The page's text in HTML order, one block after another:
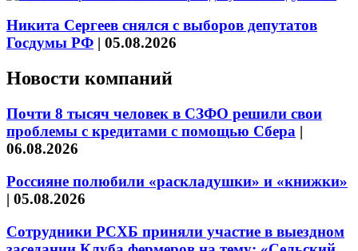
Никита Сергеев снялся с выборов депутатов
Госдумы РФ | 05.08.2026
Новости компаний
Почти 8 тысяч человек в СЗФО решили свои
проблемы с кредитами с помощью Сбера |
06.08.2026
Россияне полюбили «раскладушки» и «книжки»
| 05.08.2026
Сотрудники РСХБ приняли участие в выездном